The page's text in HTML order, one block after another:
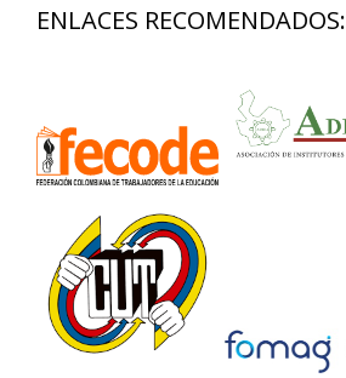
ENLACES RECOMENDADOS: